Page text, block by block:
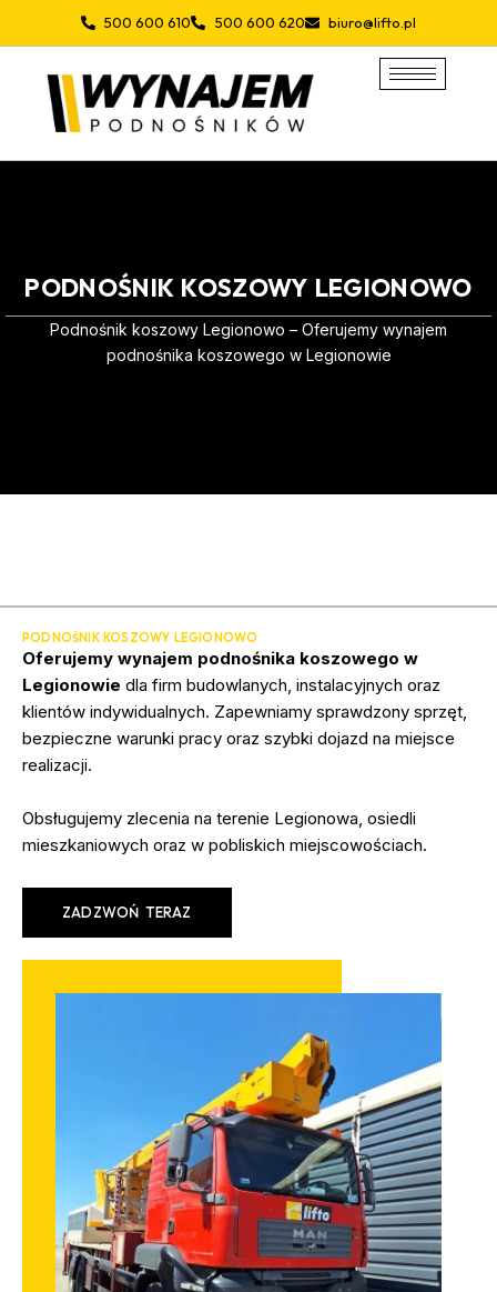
500 600 610 500 600 620 biuro@lifto.pl
PODNOŚNIK KOSZOWY LEGIONOWO
Podnośnik koszowy Legionowo – Oferujemy wynajem
podnośnika koszowego w Legionowie
PODNOŚNIK KOSZOWY LEGIONOWO
Oferujemy wynajem podnośnika koszowego w
Legionowie dla firm budowlanych, instalacyjnych oraz
klientów indywidualnych. Zapewniamy sprawdzony sprzęt,
bezpieczne warunki pracy oraz szybki dojazd na miejsce
realizacji.
Obsługujemy zlecenia na terenie Legionowa, osiedli
mieszkaniowych oraz w pobliskich miejscowościach.
ZADZWOŃ TERAZ